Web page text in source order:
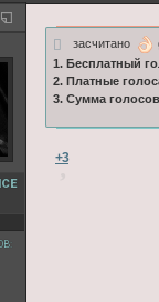
засчитано
1. Бесплатный
2. Платные
3. Сумма
+3